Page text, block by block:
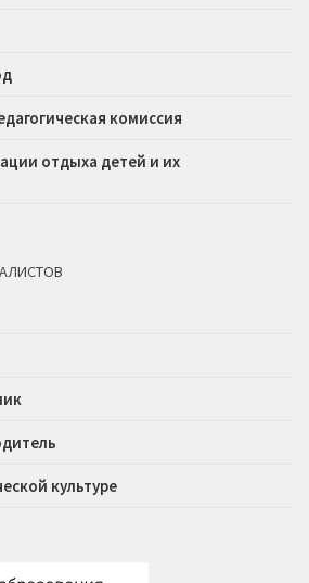
комиссия
отдыха детей и их
культуре